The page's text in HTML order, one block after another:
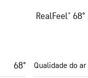
Cobertura de
RealFeel® 68°
68° Qualidade do ar